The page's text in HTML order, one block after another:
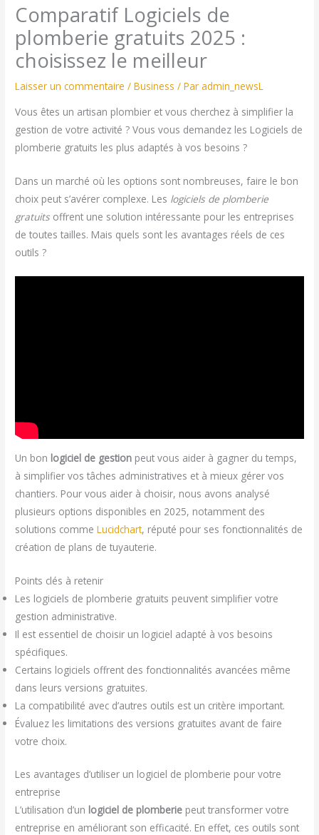
Comparatif Logiciels de
plomberie gratuits 2025 :
choisissez le meilleur
Laisser un commentaire /Business / Paradmin_newsL
Vous êtes un artisan plombier et vous cherchez à simplifier la
gestion de votre activité ? Vous vous demandez les Logiciels de
plomberie gratuits les plus adaptés à vos besoins ?
Dans un marché où les options sont nombreuses, faire le bon
choix peut s’avérer complexe. Les logiciels de plomberie
gratuitsoffrent une solution intéressante pour les entreprises
de toutes tailles. Mais quels sont les avantages réels de ces
outils ?
Un bon logiciel de gestion peut vous aider à gagner du temps,
à simplifier vos tâches administratives et à mieux gérer vos
chantiers. Pour vous aider à choisir, nous avons analysé
plusieurs options disponibles en 2025, notamment des
solutions commeLucidchart, réputé pour ses fonctionnalités de
création de plans de tuyauterie.
Points clés à retenir
Les logiciels de plomberie gratuits peuvent simplifier votre
gestion administrative.
Il est essentiel de choisir un logiciel adapté à vos besoins
spécifiques.
Certains logiciels offrent des fonctionnalités avancées même
dans leurs versions gratuites.
La compatibilité avec d’autres outils est un critère important.
Évaluez les limitations des versions gratuites avant de faire
votre choix.
Les avantages d’utiliser un logiciel de plomberie pour votre
entreprise
L’utilisation d’un logiciel de plomberie peut transformer votre
entreprise en améliorant son efficacité. En effet, ces outils sont